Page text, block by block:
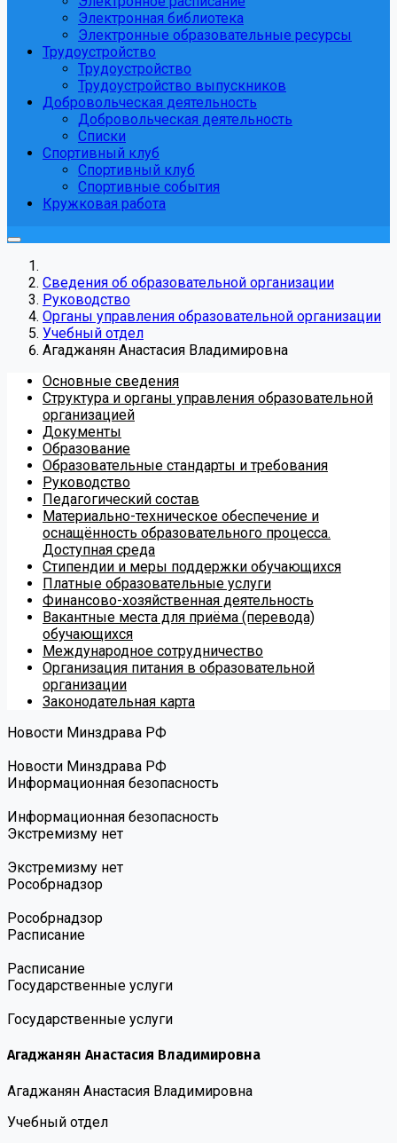
Электронная библиотека
Электронные образовательные ресурсы
Трудоустройство
Трудоустройство
Трудоустройство выпускников
Добровольческая деятельность
Добровольческая деятельность
Списки
Спортивный клуб
Спортивный клуб
Спортивные события
Кружковая работа
Сведения об образовательной организации
Руководство
Органы управления образовательной организации
Учебный отдел
Агаджанян Анастасия Владимировна
Основные сведения
Структура и органы управления образовательной
организацией
Документы
Образование
Образовательные стандарты и требования
Руководство
Педагогический состав
Материально-техническое обеспечение и
оснащённость образовательного процесса.
Доступная среда
Стипендии и меры поддержки обучающихся
Платные образовательные услуги
Финансово-хозяйственная деятельность
Вакантные места для приёма (перевода)
обучающихся
Международное сотрудничество
Организация питания в образовательной
организации
Законодательная карта
Новости Минздрава РФ
Новости Минздрава РФ
Информационная безопасность
Информационная безопасность
Экстремизму нет
Экстремизму нет
Роcобрнадзор
Роcобрнадзор
Расписание
Расписание
Государственные услуги
Государственные услуги
Агаджанян Анастасия Владимировна
Агаджанян Анастасия Владимировна
Учебный отдел